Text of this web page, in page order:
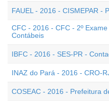
FAUEL - 2016 - CISMEPAR -
CFC - 2016 - CFC - 2º
Contábeis
IBFC - 2016 - SES-PR -
INAZ do Pará - 2016 - CRO-
COSEAC - 2016 - Prefeitura